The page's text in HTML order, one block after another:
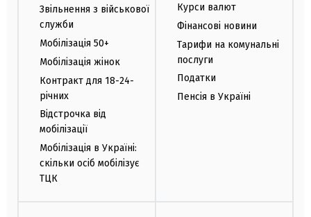
Звільнення з військової
служби
Мобілізація 50+
Мобілізація жінок
Контракт для 18-24-
річних
Відстрочка від
мобілізації
Мобілізація в Україні:
скільки осіб мобілізує
ТЦК
Курси валют
Фінансові новини
Тарифи на комунальні
послуги
Податки
Пенсія в Україні